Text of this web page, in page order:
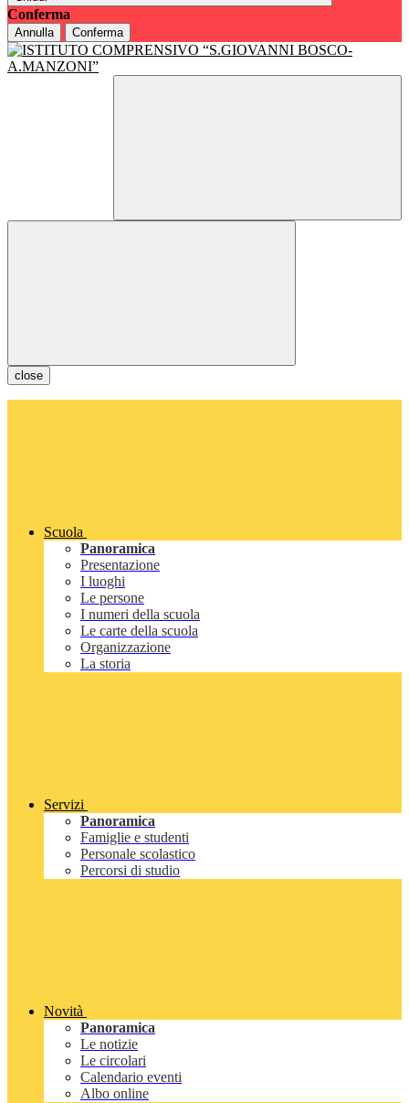
Conferma
Annulla Conferma
close
Scuola
Panoramica
Presentazione
I luoghi
Le persone
I numeri della scuola
Le carte della scuola
Organizzazione
La storia
Servizi
Panoramica
Famiglie e studenti
Personale scolastico
Percorsi di studio
Novità
Panoramica
Le notizie
Le circolari
Calendario eventi
Albo online